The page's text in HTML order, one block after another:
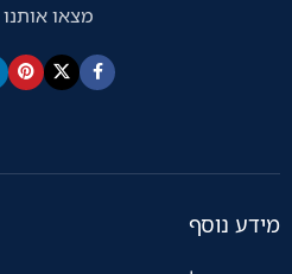
מצאו
מידע נוסף